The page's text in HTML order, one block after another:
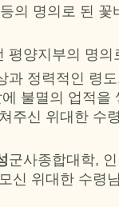
의 명의로 된
평양지부의 명
과 정력적인 령
불멸의 업적을
주신 위대한 수
군사종합대학,
신 위대한 수령